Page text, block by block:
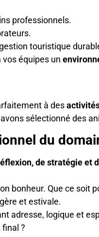
professionnels.
touristique
vos équipes un
à des
sélectionné des
du
de stratégie et
bonheur. Que ce soit
et estivale.
logique et
?